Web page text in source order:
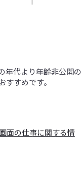
年代より年齢非公開の
すめです。
面の仕事に関する情